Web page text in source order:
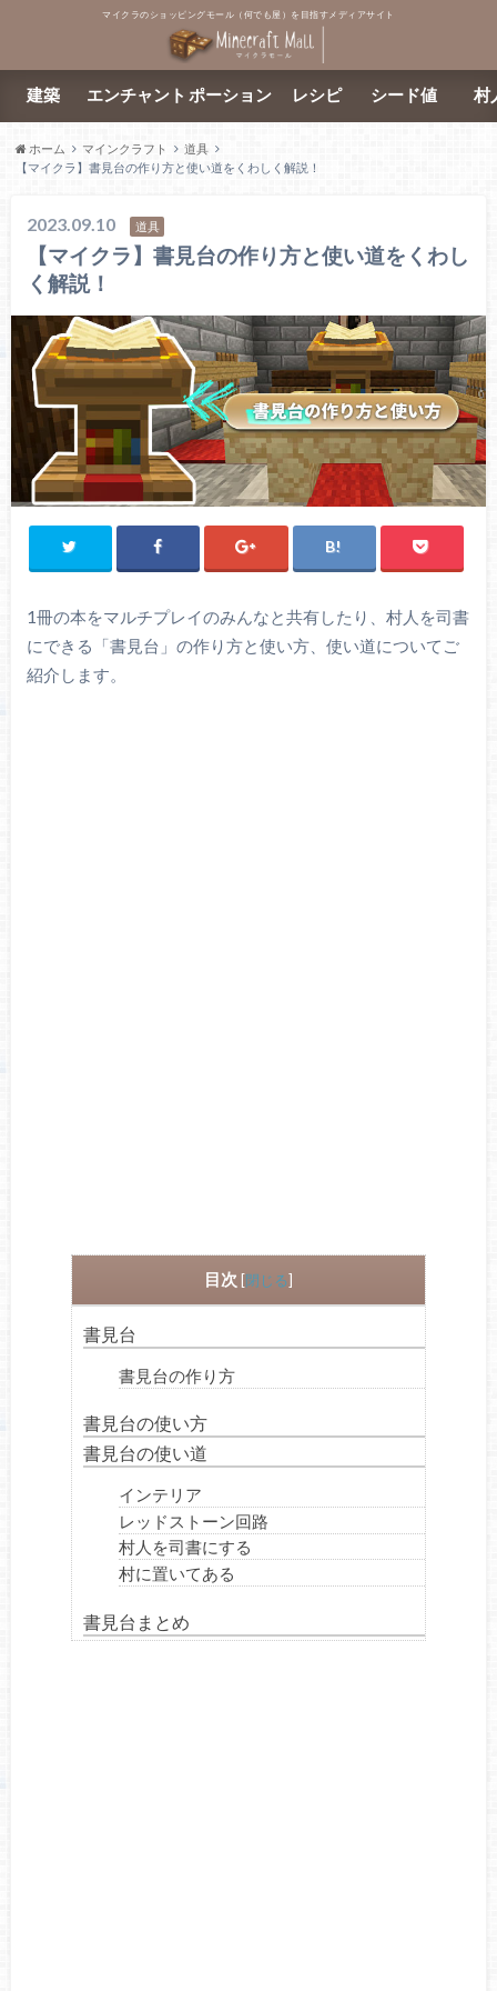
マイクラのショッピングモール（何でも屋）を目指すメディアサイト
建築 エンチャント ポーション レシピ シード値 村
ホーム マインクラフト
道具
【マイクラ】書見台の作り方と使い道をくわしく解説！
2023.09.10 道具
【マイクラ】書見台の作り方と使い道をくわし
く解説！
1冊の本をマルチプレイのみんなと共有したり、村人を司書
にできる「書見台」の作り方と使い方、使い道についてご
紹介します。
目次 [閉じる]
書見台
書見台の作り方
書見台の使い方
書見台の使い道
インテリア
レッドストーン回路
村人を司書にする
村に置いてある
書見台まとめ